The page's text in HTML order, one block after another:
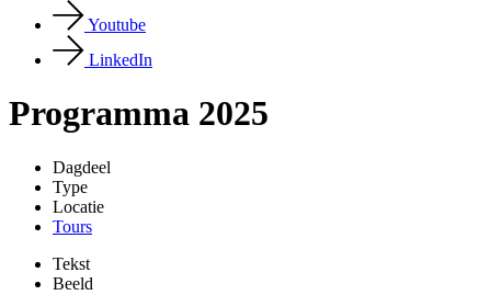
Youtube
LinkedIn
Programma 2025
Dagdeel
Type
Locatie
Tours
Tekst
Beeld